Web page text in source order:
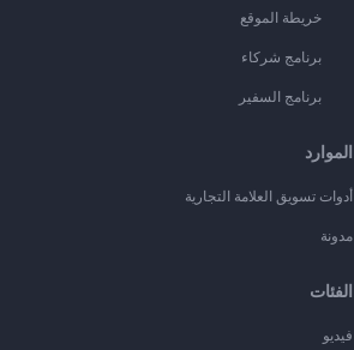
خريطة الموقع
برنامج شركاء
برنامج السفير
الموارد
أدوات تسويق العلامة التجارية
مدونة
الفئات
فيديو